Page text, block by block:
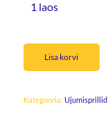
1 laos
Lisa korvi
Kategooria: Ujumisprillid